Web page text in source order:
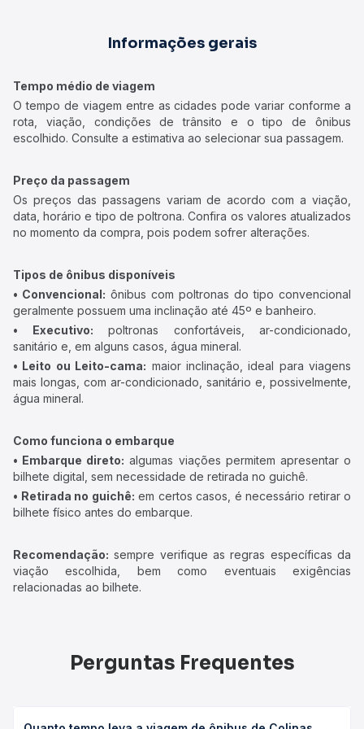
Informações gerais
Tempo médio de viagem
O tempo de viagem entre as cidades pode variar conforme a
rota, viação, condições de trânsito e o tipo de ônibus
escolhido. Consulte a estimativa ao selecionar sua passagem.
Preço da passagem
Os preços das passagens variam de acordo com a viação,
data, horário e tipo de poltrona. Confira os valores atualizados
no momento da compra, pois podem sofrer alterações.
Tipos de ônibus disponíveis
• Convencional: ônibus com poltronas do tipo convencional
geralmente possuem uma inclinação até 45º e banheiro.
• Executivo: poltronas confortáveis, ar-condicionado,
sanitário e, em alguns casos, água mineral.
• Leito ou Leito-cama: maior inclinação, ideal para viagens
mais longas, com ar-condicionado, sanitário e, possivelmente,
água mineral.
Como funciona o embarque
• Embarque direto: algumas viações permitem apresentar o
bilhete digital, sem necessidade de retirada no guichê.
• Retirada no guichê: em certos casos, é necessário retirar o
bilhete físico antes do embarque.
Recomendação: sempre verifique as regras específicas da
viação escolhida, bem como eventuais exigências
relacionadas ao bilhete.
Perguntas Frequentes